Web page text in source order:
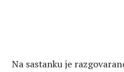
Na sastanku je